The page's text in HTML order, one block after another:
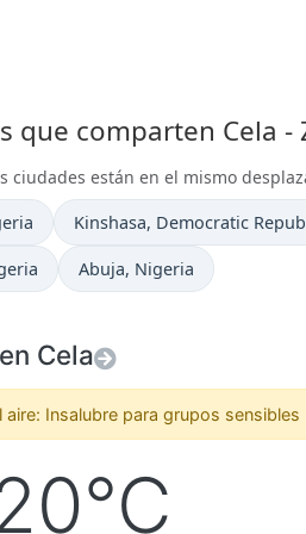
que comparten Cela -
ciudades están en el mismo
en
Hora actual en
Kinshasa, Democratic
en
Hora actual en
Abuja, Nigeria
Cela
aire: Insalubre para grupos sensibles